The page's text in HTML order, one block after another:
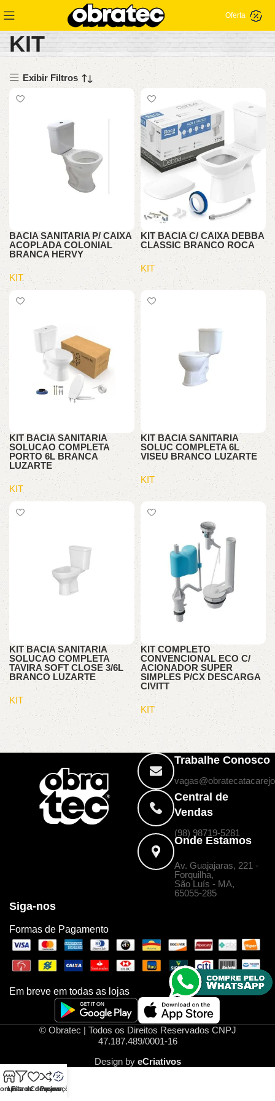
Oferta
KIT
Exibir Filtros
BACIA SANITARIA P/ CAIXA
ACOPLADA COLONIAL
BRANCA HERVY
KIT
KIT BACIA C/ CAIXA DEBBA
CLASSIC BRANCO ROCA
KIT
KIT BACIA SANITARIA
SOLUCAO COMPLETA
PORTO 6L BRANCA
LUZARTE
KIT
KIT BACIA SANITARIA
SOLUC COMPLETA 6L
VISEU BRANCO LUZARTE
KIT
KIT BACIA SANITARIA
SOLUCAO COMPLETA
TAVIRA SOFT CLOSE 3/6L
BRANCO LUZARTE
KIT
KIT COMPLETO
CONVENCIONAL ECO C/
ACIONADOR SUPER
SIMPLES P/CX DESCARGA
CIVITT
KIT
Trabalhe Conosco
Central de
Vendas
(98) 98719-5281
Onde Estamos
Av. Guajajaras, 221 -
Forquilha,
São Luís - MA,
65055-285
Siga-nos
Formas de Pagamento
Em breve em todas as lojas
© Obratec | Todos os Direitos Reservados CNPJ
47.187.489/0001-16
Design by eCriativos
Filtros
Lista de desejos
Comparar
Promoções